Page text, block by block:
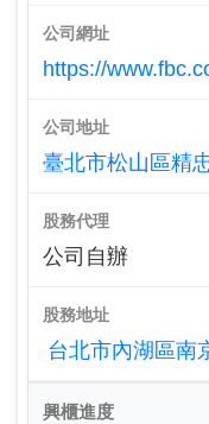
公司網址
https://
公司地址
臺北市松山區精
股務代理
公司自辦
股務地址
台北市內湖區南
興櫃進度